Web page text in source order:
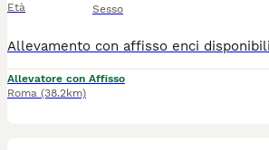
Età Sesso
Allevatore con Affisso
Roma (38.2km)